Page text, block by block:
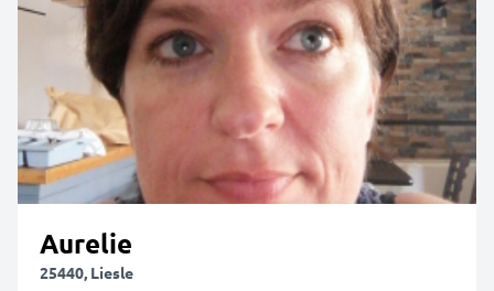
Aurelie
25440, Liesle